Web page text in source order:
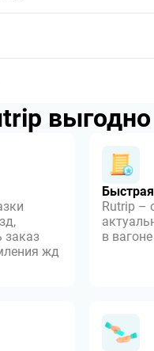
выгодно
заказ
жд
Rutrip –
в